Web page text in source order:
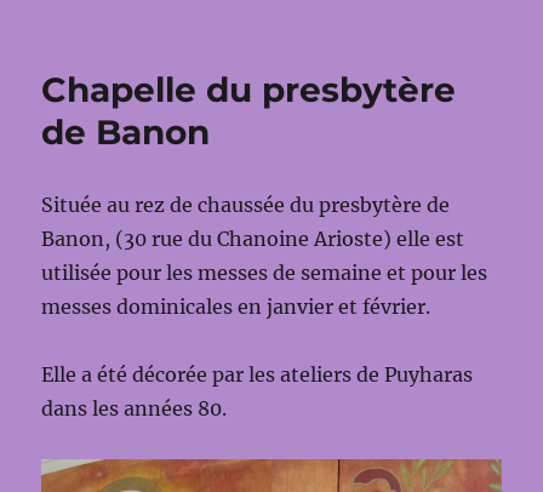
Chapelle du presbytère
de Banon
Située au rez de chaussée du presbytère de
Banon, (30 rue du Chanoine Arioste) elle est
utilisée pour les messes de semaine et pour les
messes dominicales en janvier et février.
Elle a été décorée par les ateliers de Puyharas
dans les années 80.